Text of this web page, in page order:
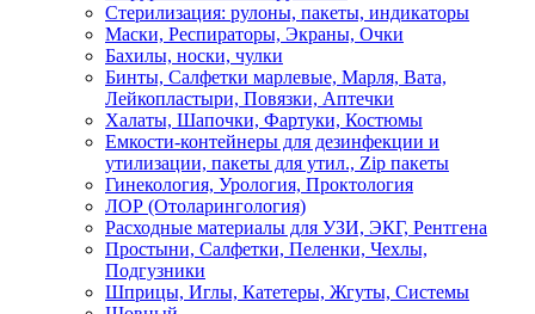
Стерилизация: рулоны, пакеты, индикаторы
Маски, Респираторы, Экраны, Очки
Бахилы, носки, чулки
Бинты, Салфетки марлевые, Марля, Вата,
Лейкопластыри, Повязки, Аптечки
Халаты, Шапочки, Фартуки, Костюмы
Емкости-контейнеры для дезинфекции и
утилизации, пакеты для утил., Zip пакеты
Гинекология, Урология, Проктология
ЛОР (Отоларингология)
Расходные материалы для УЗИ, ЭКГ, Рентгена
Простыни, Салфетки, Пеленки, Чехлы,
Подгузники
Шприцы, Иглы, Катетеры, Жгуты, Системы